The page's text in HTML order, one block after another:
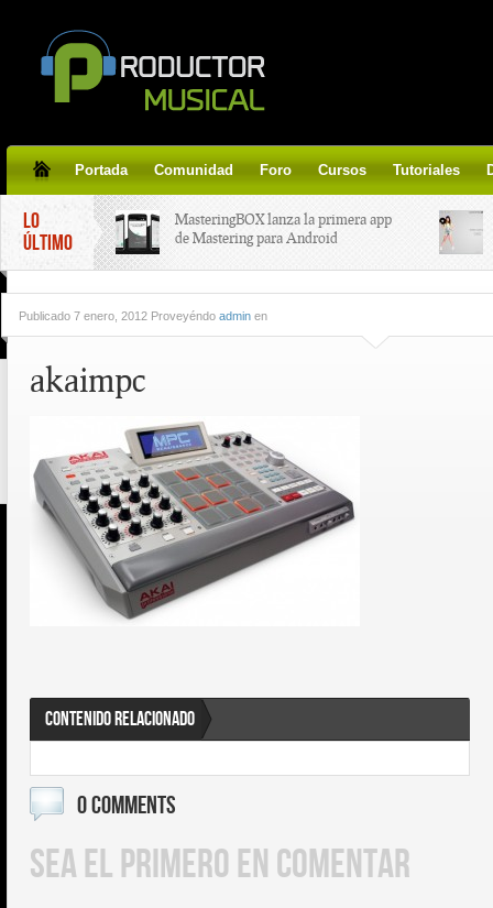
Portada Comunidad Foro Cursos Tutoriales
LO
ÚLTIMO
MasteringBOX lanza la primera app
de Mastering para Android
line gratis!
Tutorial de CLA Effects, aprende a
aplicar efectos a tus voces.
Publicado 7 enero, 2012 Proveyéndo admin en
akaimpc
CONTENIDO RELACIONADO
0 COMMENTS
SEA EL PRIMERO EN COMENTAR